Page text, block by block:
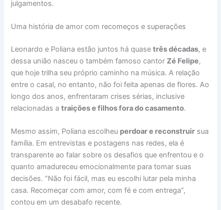
julgamentos.
Uma história de amor com recomeços e superações
Leonardo e Poliana estão juntos há quasetrês décadas, e
dessa união nasceu o também famoso cantorZé Felipe,
que hoje trilha seu próprio caminho na música. A relação
entre o casal, no entanto, não foi feita apenas de flores. Ao
longo dos anos, enfrentaram crises sérias, inclusive
relacionadas atraições e filhos fora do casamento.
Mesmo assim, Poliana escolheu perdoar e reconstruir sua
família. Em entrevistas e postagens nas redes, ela é
transparente ao falar sobre os desafios que enfrentou e o
quanto amadureceu emocionalmente para tomar suas
decisões. “Não foi fácil, mas eu escolhi lutar pela minha
casa. Recomeçar com amor, com fé e com entrega”,
contou em um desabafo recente.